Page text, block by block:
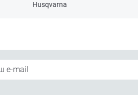
Husqvarna